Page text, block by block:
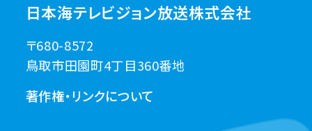
日本海テレビジョン放送株式会社
〒680-8572
鳥取市田園町4丁目360番地
著作権・リンクについて